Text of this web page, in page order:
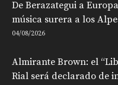
De Berazategui a
música surera a los
04/08/2026
Almirante Brown: el
Rial será declarado de